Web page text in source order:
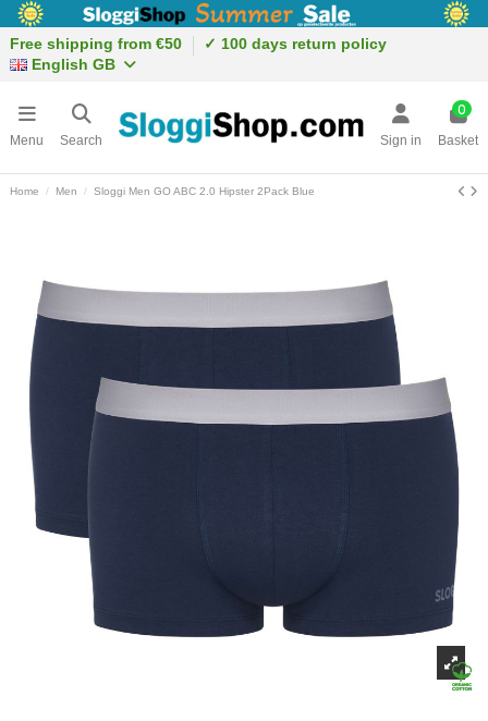
Free shipping from €50
✓ 100 days return policy
English GB
Menu Search Sign in
0
Basket
Home Men Sloggi Men GO ABC 2.0 Hipster 2Pack Blue